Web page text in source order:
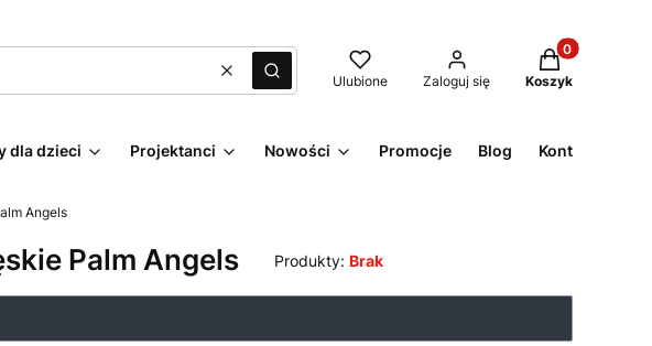
WyczyśćSzukaj Ulubione Zaloguj się
Produkty w
Koszyk
dla dzieci Projektanci Nowości Promocje Blog Kontakt
Angels
Palm Angels Produkty: Brak